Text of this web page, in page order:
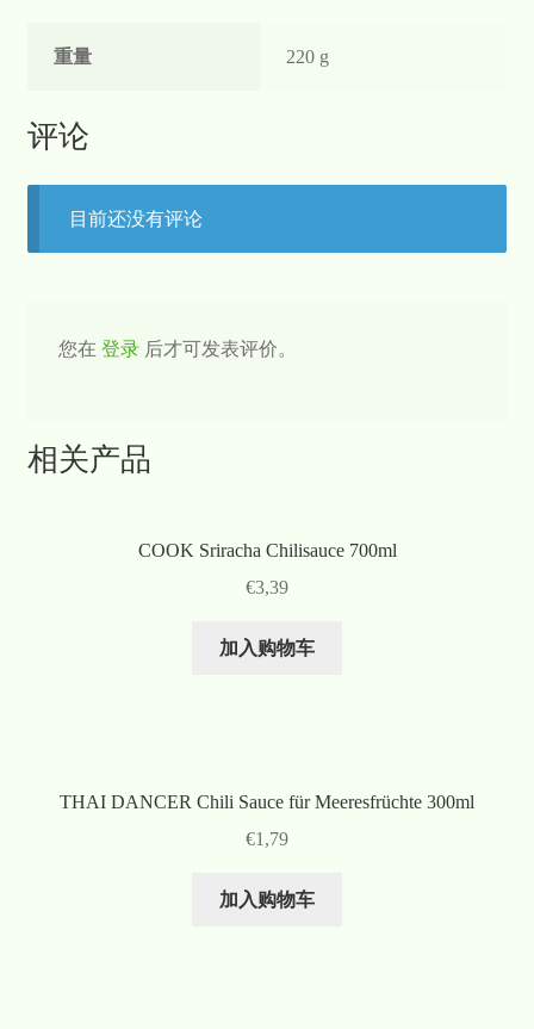
重量 220 g
评论
目前还没有评论
您在 登录后才可发表评价。
相关产品
COOK Sriracha Chilisauce 700ml
€3,39
加入购物车
THAI DANCER Chili Sauce für Meeresfrüchte 300ml
€1,79
加入购物车